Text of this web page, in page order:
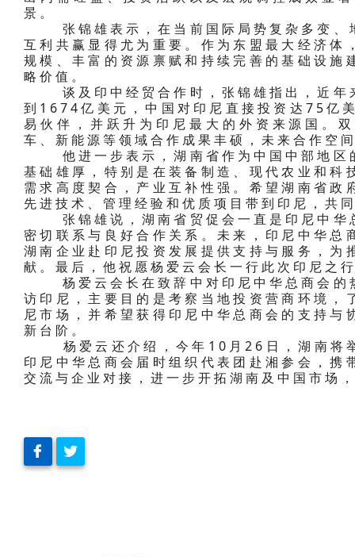
景。
张锦雄表示，在当前国际局势复杂多变、
互利共赢显得尤为重要。作为东盟最大经济
规模、丰富的资源禀赋和持续完善的基础设
略价值。
谈及印中经贸合作时，张锦雄指出，近年
到1674亿美元，中国对印尼直接投资达75亿
易伙伴，并跃升为印尼最大的外资来源国。
车、新能源等领域合作成果丰硕，未来合作空
他进一步表示，湖南省作为中国中部地区
基础雄厚，特别是在装备制造、现代农业和
需求高度契合，产业互补性强。希望湖南省
先进技术、管理经验和优质项目带到印尼，共
张锦雄说，湖南省贸促会一直是印尼中华
密切联系与良好合作关系。未来，印尼中华
湖南企业赴印尼投资发展提供支持与服务，
献。最后，他祝愿杨爱云会长一行此次印尼之
杨爱云会长在致辞中对印尼中华总商会的
访印尼，主要目的是考察当地投资营商环境
尼市场，并希望获得印尼中华总商会的支持
新台阶。
杨爱云还介绍，今年10月26日，湖南将举
印尼中华总商会届时组织代表团赴湘参会，
交流与企业对接，进一步开拓湖南及中国市场